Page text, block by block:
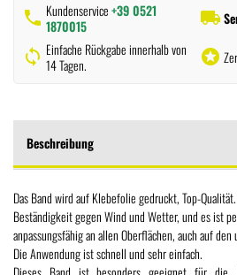
phone Kundenservice+39 0521
1870015
local_shipping
sync Einfache Rückgabe innerhalb von
14 Tagen.
stars
Beschreibung
Das Band wird auf Klebefolie gedruckt, Top-
Beständigkeit gegen Wind und Wetter, und es ist
anpassungsfähig an allen Oberflächen, auch auf
Die Anwendung ist schnell und sehr einfach.